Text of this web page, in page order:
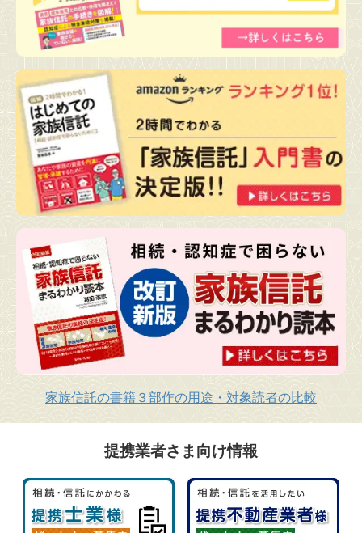
家族信託の書籍３部作の用途・対象読者の比較
提携業者さま向け情報